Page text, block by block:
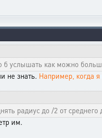
б услышать как можно
не знать. Например, когда
радиус до /2 от
им.